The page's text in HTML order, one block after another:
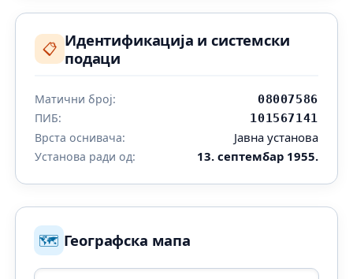
📋 Идентификација и системски
подаци
Матични број: 08007586
ПИБ: 101567141
Врста оснивача: Јавна установа
Установа ради од: 13. септембар 1955.
🗺️ Географска мапа